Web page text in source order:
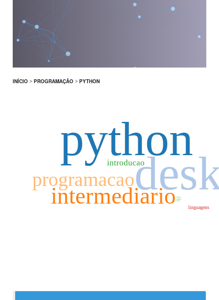
INÍCIO > PROGRAMAÇÃO > PYTHON
python
intermediario
programacao
introducao
tk
linguagens